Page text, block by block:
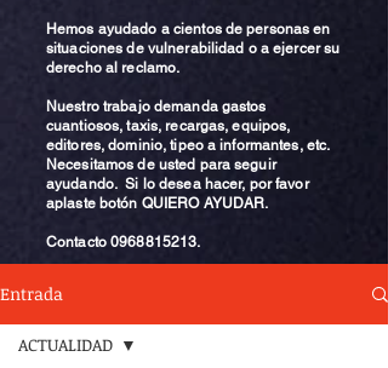
Hemos ayudado a cientos de personas en
situaciones de vulnerabilidad o a ejercer su
derecho al reclamo.
Nuestro trabajo demanda gastos
cuantiosos, taxis, recargas, equipos,
editores, dominio, tipeo a informantes, etc.
Necesitamos de usted para seguir
ayudando. Si lo desea hacer, por favor
aplaste botón QUIERO AYUDAR.
Contacto0968815213.
Entrada
ACTUALIDAD